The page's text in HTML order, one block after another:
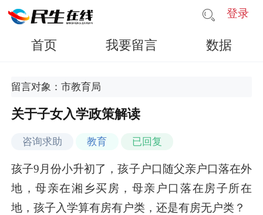
登录
首页 我要留言 数据
留言对象：市教育局
关于子女入学政策解读
咨询求助 教育 已回复
孩子9月份小升初了，孩子户口随父亲户口落在外
地，母亲在湘乡买房，母亲户口落在房子所在
地，孩子入学算有房有户类，还是有房无户类？